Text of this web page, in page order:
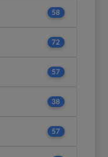
58
72
57
38
57